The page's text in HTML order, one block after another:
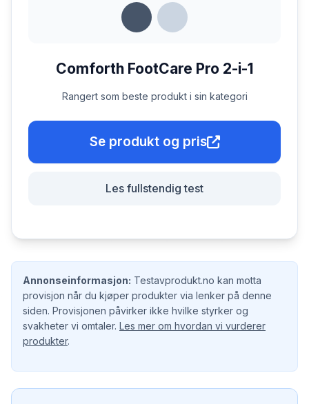
Comforth FootCare Pro 2-i-1
Rangert som beste produkt i sin kategori
Se produkt og pris
Les fullstendig test
Annonseinformasjon: Testavprodukt.no kan motta
provisjon når du kjøper produkter via lenker på denne
siden. Provisjonen påvirker ikke hvilke styrker og
svakheter vi omtaler. Les mer om hvordan vi vurderer
produkter.